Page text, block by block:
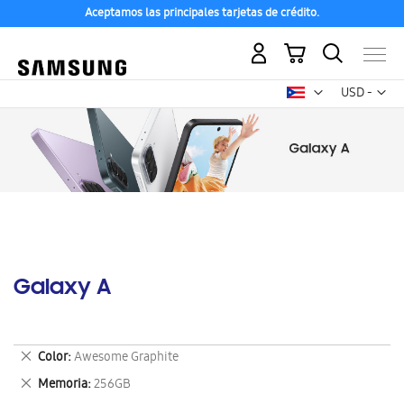
Aceptamos las principales tarjetas de crédito.
USD -
dólar
Mi carrito
Galaxy A
Color Awesome Graphite
Eliminar
este
artículo
Memoria 256GB
Eliminar